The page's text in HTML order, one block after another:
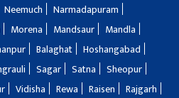
Neemuch
Narmadapuram
Morena Mandsaur
Mandla
Balaghat
Hoshangabad
Sagar Satna
Sheopur
Vidisha Rewa Raisen
Rajgarh